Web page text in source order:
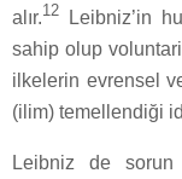
alır.12 Leibniz’in
sahip olup
ilkelerin evrensel
(ilim) temellendiği
Leibniz de sorun